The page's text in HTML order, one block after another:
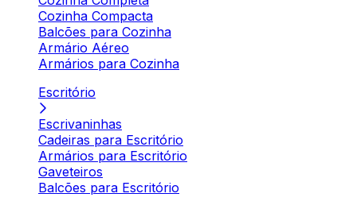
Cozinha Compacta
Balcões para Cozinha
Armário Aéreo
Armários para Cozinha
Escritório
Escrivaninhas
Cadeiras para Escritório
Armários para Escritório
Gaveteiros
Balcões para Escritório